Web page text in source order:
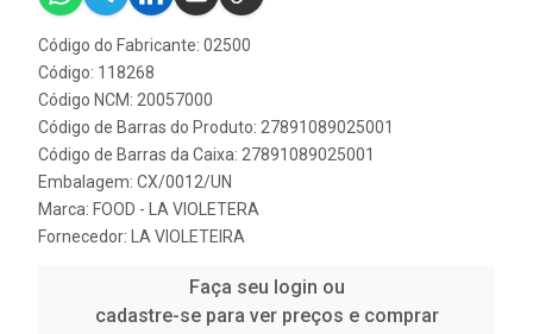
Código do Fabricante: 02500
Código: 118268
Código NCM: 20057000
Código de Barras do Produto: 27891089025001
Código de Barras da Caixa: 27891089025001
Embalagem: CX/0012/UN
Marca: FOOD - LA VIOLETERA
Fornecedor:
LA VIOLETEIRA
Faça seu login ou
cadastre-se para ver preços e comprar